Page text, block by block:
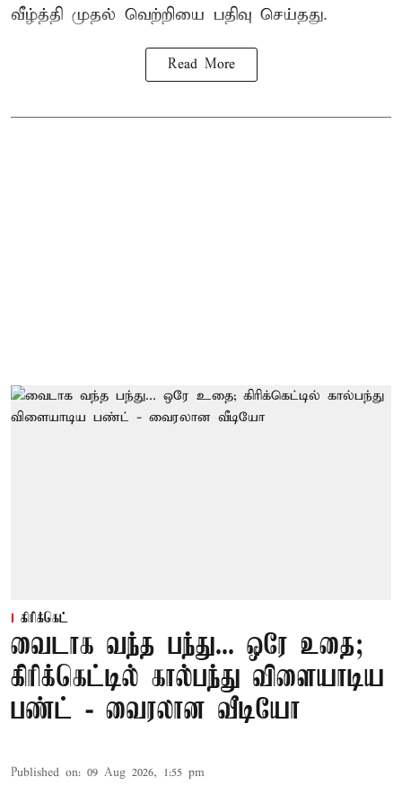
வீழ்த்தி முதல் வெற்றியை பதிவு செய்தது.
Read More
கிரிக்கெட்
வைடாக வந்த பந்து... ஒரே உதை;
கிரிக்கெட்டில் கால்பந்து விளையாடிய
பண்ட் - வைரலான வீடியோ
Published on: 09 Aug 2026, 1:55 pm